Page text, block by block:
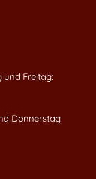
und Freitag:
Donnerstag